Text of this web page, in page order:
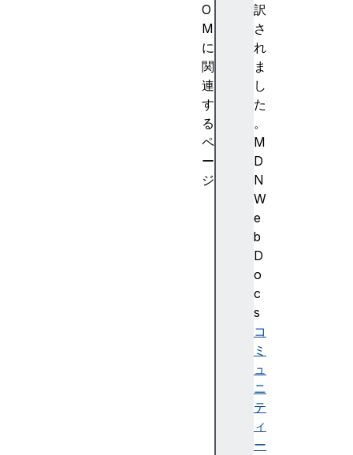
訳
さ
れ
ま
し
た
。
M
D
N
W
e
b
D
o
c
s
コ
ミ
ュ
ニ
テ
ィ
ー
O
M
に
関
連
す
る
ペ
ー
ジ